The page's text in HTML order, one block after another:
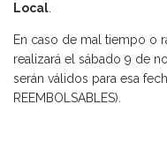
Local.
En caso de mal tiempo o
realizará el sábado 9 de
serán válidos para esa
REEMBOLSABLES).